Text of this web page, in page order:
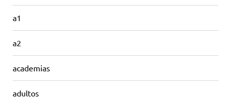
a1
a2
academias
adultos